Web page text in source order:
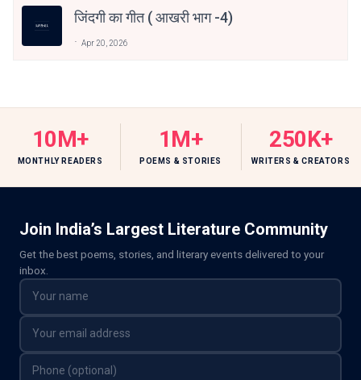
जिंदगी का गीत ( आखरी भाग -4)
Apr 20, 2026
10M+
MONTHLY READERS
1M+
POEMS & STORIES
250K+
WRITERS & CREATORS
Join India’s Largest Literature Community
Get the best poems, stories, and literary events delivered to your
inbox.